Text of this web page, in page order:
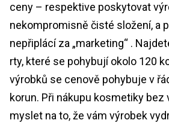
ceny – respektive poskytovat
nekompromisně čisté složení, a
nepřiplácí za „marketing“ .
rty, které se pohybují okolo 120
výrobků se cenově pohybuje v
korun. Při nákupu kosmetiky bez
myslet na to, že vám výrobek